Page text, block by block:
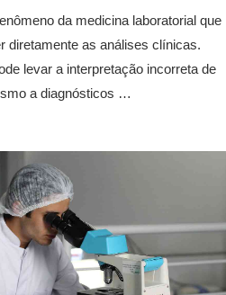
da medicina laboratorial que
diretamente as análises clínicas.
levar a interpretação incorreta de
a diagnósticos …